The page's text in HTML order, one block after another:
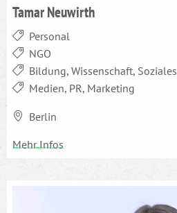
Tamar Neuwirth
Personal
NGO
Bildung, Wissenschaft, Soziales
Medien, PR, Marketing
Berlin
Mehr Infos